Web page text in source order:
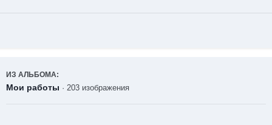
ИЗ АЛЬБОМА:
Мои работы · 203 изображения